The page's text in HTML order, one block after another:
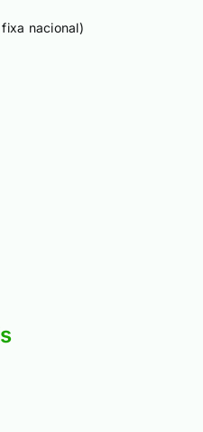
nacional)